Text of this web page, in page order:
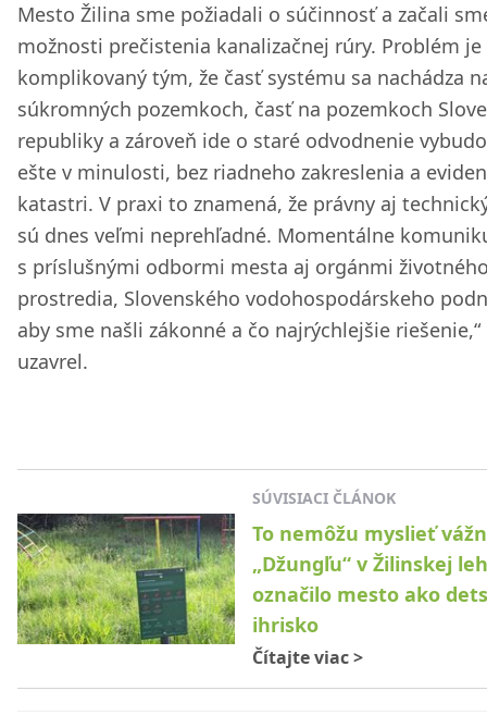
Mesto Žilina sme požiadali o súčinnosť a začali
možnosti prečistenia kanalizačnej rúry. Problém je
komplikovaný tým, že časť systému sa nachádza
súkromných pozemkoch, časť na pozemkoch
republiky a zároveň ide o staré odvodnenie
ešte v minulosti, bez riadneho zakreslenia a
katastri. V praxi to znamená, že právny aj
sú dnes veľmi neprehľadné. Momentálne
s príslušnými odbormi mesta aj orgánmi
prostredia, Slovenského vodohospodárskeho
aby sme našli zákonné a čo najrýchlejšie riešenie,“
uzavrel.
SÚVISIACI ČLÁNOK
To nemôžu myslieť
„Džungľu“ v Žilinskej
označilo mesto ako
ihrisko
Čítajte viac>